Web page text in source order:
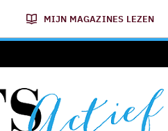
MIJN MAGAZINES LEZEN